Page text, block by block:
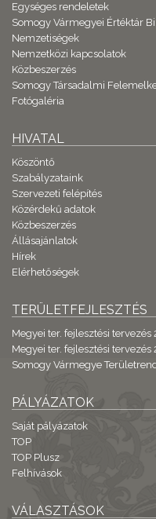
Egységes rendeletek
Somogy Vármegyei Értéktár
Nemzetiségek
Nemzetközi kapcsolatok
Közbeszerzés
Somogy Társadalmi
Fotógaléria
HIVATAL
Köszöntő
Szabályzataink
Szervezeti felépítés
Közérdekű adatok
Közbeszerzés
Állásajánlatok
Hírek
Elérhetőségek
TERÜLETFEJLESZTÉS
Megyei ter. fejlesztési tervezés
Megyei ter. fejlesztési
Somogy Vármegye
PÁLYÁZATOK
Saját pályázatok
TOP
TOP Plusz
Felhívások
VÁLASZTÁSOK